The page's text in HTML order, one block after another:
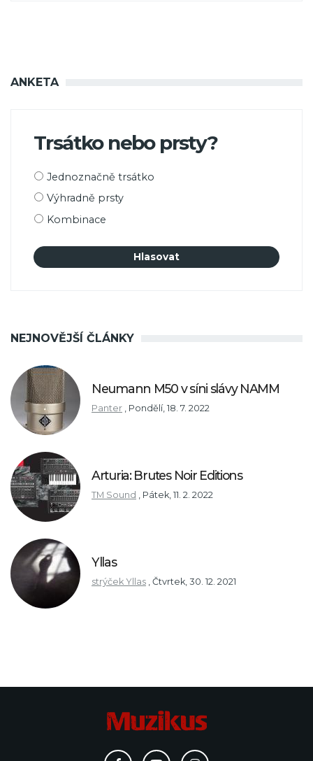
ANKETA
Trsátko nebo prsty?
Možnosti
Jednoznačně trsátko
Výhradně prsty
Kombinace
NEJNOVĚJŠÍ ČLÁNKY
Neumann M50 v síni slávy NAMM
Panter Pondělí, 18. 7. 2022
Arturia: Brutes Noir Editions
TM Sound Pátek, 11. 2. 2022
Yllas
strýček Yllas Čtvrtek, 30. 12. 2021